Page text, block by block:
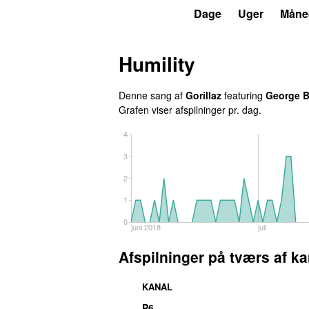
Dage Uger
Humility
Denne sang af Gorillaz featuring George
Grafen viser afspilninger pr. dag.
juni 2018 juli
0
1
2
3
4
Afspilninger på tværs af
KANAL